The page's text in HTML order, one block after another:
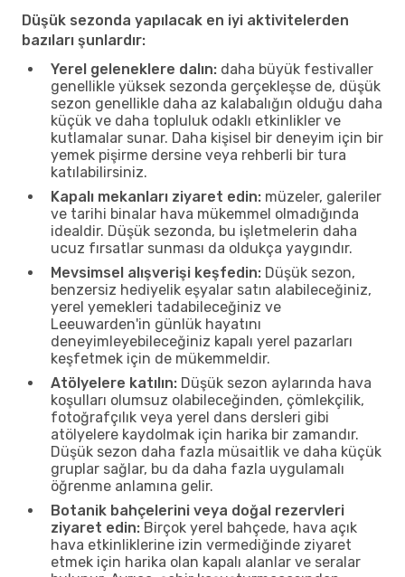
Düşük sezonda yapılacak en iyi aktivitelerden
bazıları şunlardır:
Yerel geleneklere dalın: daha büyük festivaller
genellikle yüksek sezonda gerçekleşse de, düşük
sezon genellikle daha az kalabalığın olduğu daha
küçük ve daha topluluk odaklı etkinlikler ve
kutlamalar sunar. Daha kişisel bir deneyim için bir
yemek pişirme dersine veya rehberli bir tura
katılabilirsiniz.
Kapalı mekanları ziyaret edin: müzeler, galeriler
ve tarihi binalar hava mükemmel olmadığında
idealdir. Düşük sezonda, bu işletmelerin daha
ucuz fırsatlar sunması da oldukça yaygındır.
Mevsimsel alışverişi keşfedin: Düşük sezon,
benzersiz hediyelik eşyalar satın alabileceğiniz,
yerel yemekleri tadabileceğiniz ve
Leeuwarden'in günlük hayatını
deneyimleyebileceğiniz kapalı yerel pazarları
keşfetmek için de mükemmeldir.
Atölyelere katılın: Düşük sezon aylarında hava
koşulları olumsuz olabileceğinden, çömlekçilik,
fotoğrafçılık veya yerel dans dersleri gibi
atölyelere kaydolmak için harika bir zamandır.
Düşük sezon daha fazla müsaitlik ve daha küçük
gruplar sağlar, bu da daha fazla uygulamalı
öğrenme anlamına gelir.
Botanik bahçelerini veya doğal rezervleri
ziyaret edin: Birçok yerel bahçede, hava açık
hava etkinliklerine izin vermediğinde ziyaret
etmek için harika olan kapalı alanlar ve seralar